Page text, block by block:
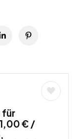
für
€ /